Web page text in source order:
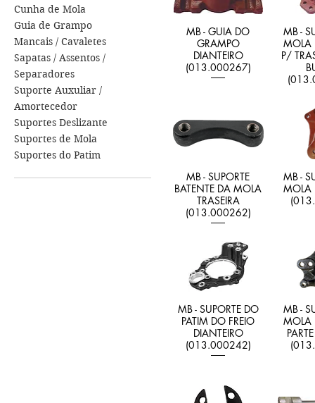
Cunha de Mola
Guia de Grampo
Mancais / Cavaletes
Sapatas / Assentos /
Separadores
Suporte Auxuliar /
Amortecedor
Suportes Deslizante
Suportes de Mola
Suportes do Patim
MB - GUIA DO
GRAMPO
DIANTEIRO
(013.000267)
MB -
MOLA
P/
MB - SUPORTE
BATENTE DA MOLA
TRASEIRA
(013.000262)
MB -
MOLA
MB - SUPORTE DO
PATIM DO FREIO
DIANTEIRO
(013.000242)
MB -
MOLA